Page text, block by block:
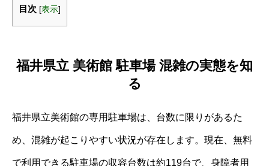
目次 [表示]
福井県立 美術館 駐車場 混雑の実態を知
る
福井県立美術館の専用駐車場は、台数に限りがあるた
め、混雑が起こりやすい状況が存在します。現在、無料
で利用できる駐車場の収容台数は約119台で、身障者用